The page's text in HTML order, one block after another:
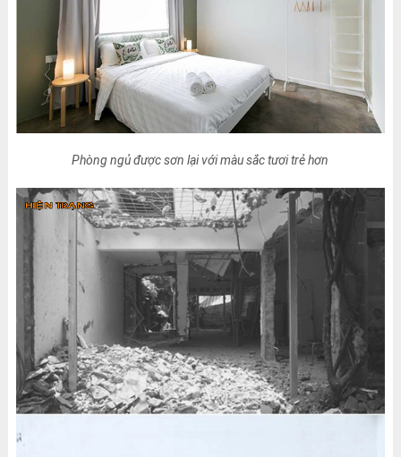
Phòng ngủ được sơn lại với màu sắc tươi trẻ hơn